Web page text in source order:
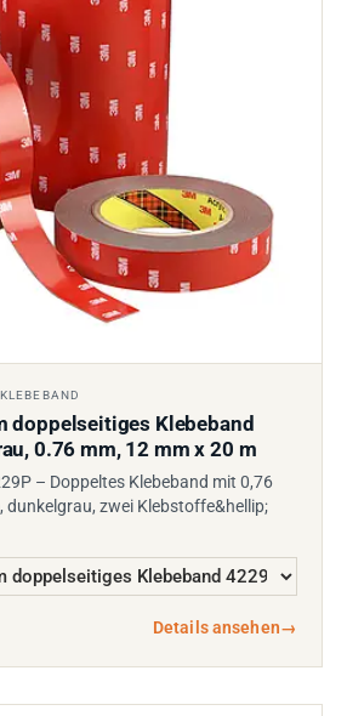
doppelseitiges Klebeband
0.76 mm, 12 mm x 20 m
– Doppeltes Klebeband mit 0,76
dunkelgrau, zwei Klebstoffe&hellip;
Details ansehen→